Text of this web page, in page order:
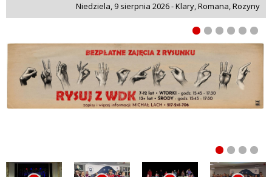
Niedziela, 9 sierpnia 2026 - Klary, Romana, Rozyny